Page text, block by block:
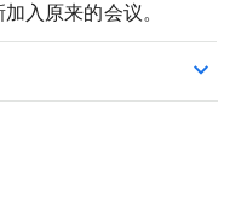
入原来的会议。